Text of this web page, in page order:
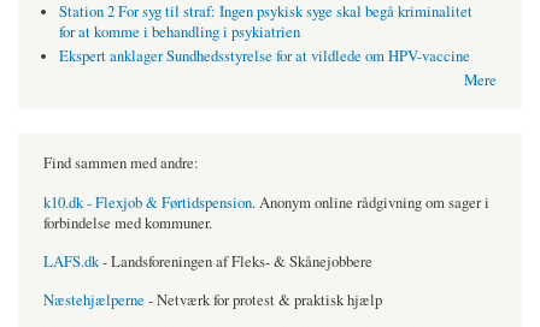
Station 2 For syg til straf: Ingen psykisk syge skal begå kriminalitet
for at komme i behandling i psykiatrien
Ekspert anklager Sundhedsstyrelse for at vildlede om HPV-vaccine
Mere
Find sammen med andre:
k10.dk - Flexjob & Førtidspension. Anonym online rådgivning om sager i
forbindelse med kommuner.
LAFS.dk- Landsforeningen af Fleks- & Skånejobbere
Næstehjælperne - Netværk for protest & praktisk hjælp